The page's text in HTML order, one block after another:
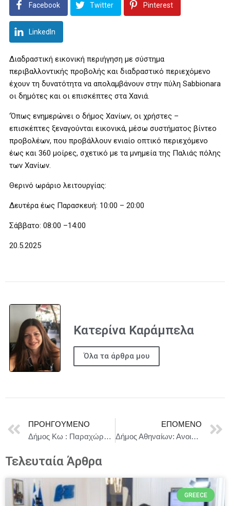
Facebook Twitter Pinterest
LinkedIn
Διαδραστική εικονική περιήγηση με σύστημα
περιβαλλοντικής προβολής και διαδραστικό περιεχόμενο
έχουν τη δυνατότητα να απολαμβάνουν στην πύλη Sabbionara
οι δημότες και οι επισκέπτες στα Χανιά.
‘Όπως ενημερώνει ο δήμος Χανίων, οι χρήστες –
επισκέπτες ξεναγούνται εικονικά, μέσω συστήματος βίντεο
προβολέων, που προβάλλουν ενιαίο οπτικό περιεχόμενο
έως και 360 μοίρες, σχετικό με τα μνημεία της Παλιάς πόλης
των Χανίων.
Θερινό ωράριο λειτουργίας:
Δευτέρα έως Παρασκευή: 10:00 – 20:00
Σάββατο: 08:00 –14:00
20.5.2025
Κατερίνα Καράμπελα
Όλα τα άρθρα μου
ΠΡΟΗΓΟΎΜΕΝΟ
Δήμος Κω : Παραχώρηση από την ΕΤΑΔ παραθαλάσσιας έκτασης στη Νέα Αλικαρνασσό στο Δήμο
ΕΠΌΜΕΝΟ
Δήμος Αθηναίων: Ανοιχτό κάλεσμα σε ομάδες και δημιουργούς σύγχρονου χορού
Τελευταία Άρθρα
GREECE